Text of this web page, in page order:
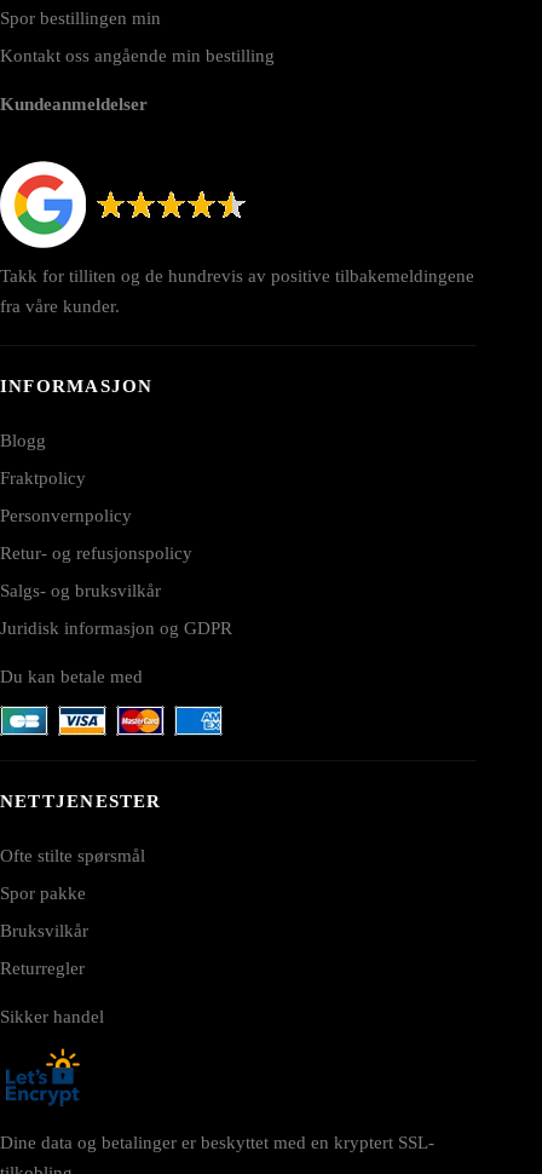
Spor bestillingen min
Kontakt oss angående min bestilling
Kundeanmeldelser
Takk for tilliten og de hundrevis av positive tilbakemeldingene
fra våre kunder.
INFORMASJON
Blogg
Fraktpolicy
Personvernpolicy
Retur- og refusjonspolicy
Salgs- og bruksvilkår
Juridisk informasjon og GDPR
Du kan betale med
NETTJENESTER
Ofte stilte spørsmål
Spor pakke
Bruksvilkår
Returregler
Sikker handel
Dine data og betalinger er beskyttet med en kryptert SSL-